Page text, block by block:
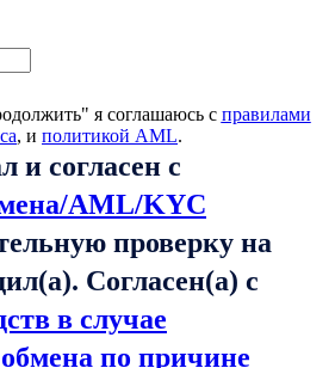
я соглашаюсь с правилами
, и политикой AML.
и согласен с
AML/KYC
проверку на
Согласен(а) с
в случае
по причине